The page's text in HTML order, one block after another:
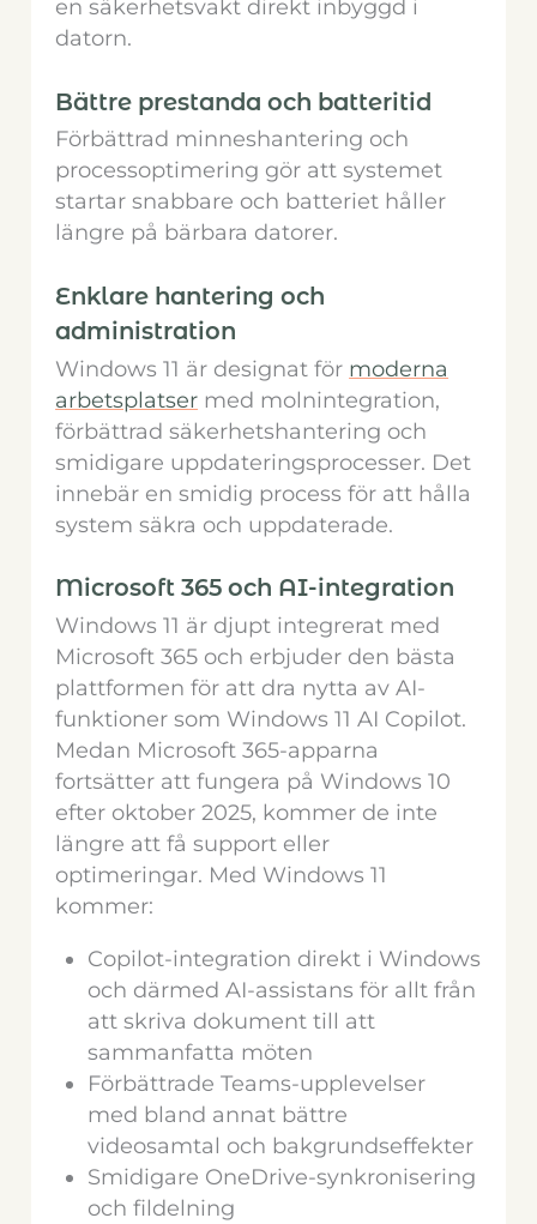
en säkerhetsvakt direkt inbyggd i
datorn.
Bättre prestanda och batteritid
Förbättrad minneshantering och
processoptimering gör att systemet
startar snabbare och batteriet håller
längre på bärbara datorer.
Enklare hantering och
administration
Windows 11 är designat för moderna
arbetsplatser med molnintegration,
förbättrad säkerhetshantering och
smidigare uppdateringsprocesser. Det
innebär en smidig process för att hålla
system säkra och uppdaterade.
Microsoft 365 och AI-integration
Windows 11 är djupt integrerat med
Microsoft 365 och erbjuder den bästa
plattformen för att dra nytta av AI-
funktioner som Windows 11 AI Copilot.
Medan Microsoft 365-apparna
fortsätter att fungera på Windows 10
efter oktober 2025, kommer de inte
längre att få support eller
optimeringar. Med Windows 11
kommer:
Copilot-integration direkt i Windows
och därmed AI-assistans för allt från
att skriva dokument till att
sammanfatta möten
Förbättrade Teams-upplevelser
med bland annat bättre
videosamtal och bakgrundseffekter
Smidigare OneDrive-synkronisering
och fildelning